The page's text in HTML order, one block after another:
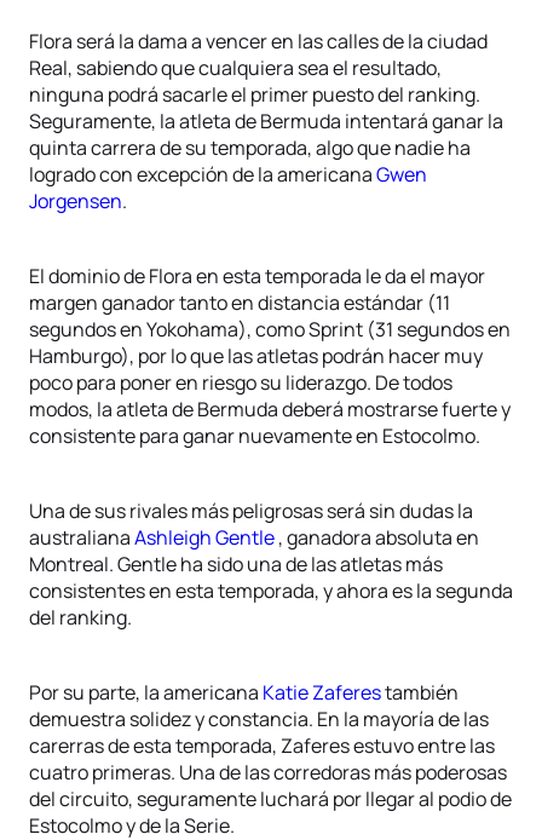
Flora será la dama a vencer en las calles de la ciudad
Real, sabiendo que cualquiera sea el resultado,
ninguna podrá sacarle el primer puesto del ranking.
Seguramente, la atleta de Bermuda intentará ganar la
quinta carrera de su temporada, algo que nadie ha
logrado con excepción de la americanaGwen
Jorgensen.
El dominio de Flora en esta temporada le da el mayor
margen ganador tanto en distancia estándar (11
segundos en Yokohama), como Sprint (31 segundos en
Hamburgo), por lo que las atletas podrán hacer muy
poco para poner en riesgo su liderazgo. De todos
modos, la atleta de Bermuda deberá mostrarse fuerte y
consistente para ganar nuevamente en Estocolmo.
Una de sus rivales más peligrosas será sin dudas la
australianaAshleigh Gentle, ganadora absoluta en
Montreal. Gentle ha sido una de las atletas más
consistentes en esta temporada, y ahora es la segunda
del ranking.
Por su parte, la americana Katie Zaferestambién
demuestra solidez y constancia. En la mayoría de las
carerras de esta temporada, Zaferes estuvo entre las
cuatro primeras. Una de las corredoras más poderosas
del circuito, seguramente luchará por llegar al podio de
Estocolmo y de la Serie.